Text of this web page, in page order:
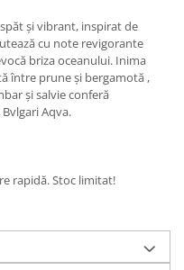
și vibrant, inspirat de
cu note revigorante
briza oceanului. Inima
între prune și bergamotă ,
și salvie conferă
Aqva.
rapidă. Stoc limitat!